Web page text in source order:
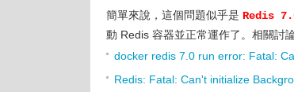
簡單來說，這個問題似乎是 Redis
動 Redis 容器並正常運作了。相關討
docker redis 7.0 run error: Fatal:
Redis: Fatal: Can't initialize